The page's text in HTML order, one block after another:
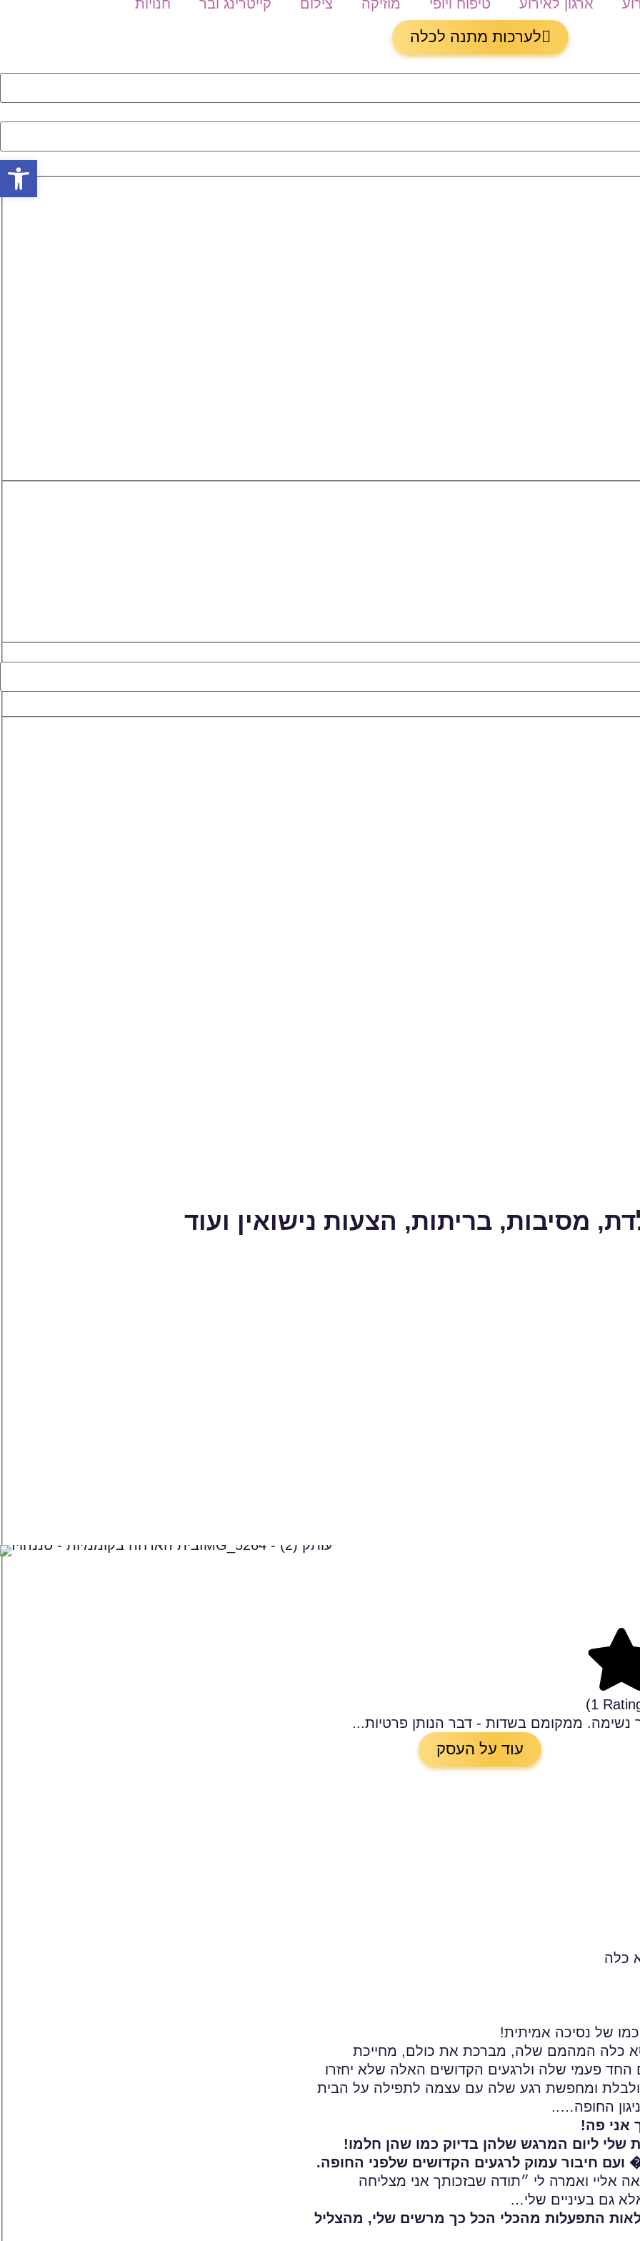
ארגון לאירוע טיפוח ויופי מוזיקה צילום קייטרינג ובר חנויות
לערכות מתנה לכלה
מסיבות, בריתות, הצעות נישואין ועוד
5/5
(1
ממקומם בשדות - דבר הנותן פרטיות...
עוד על העסק
של נסיכה אמיתית!
כלה המהמם שלה, מברכת את כולם, מחייכת
פעמי שלה ולרגעים הקדושים האלה שלא יחזרו
ומחפשת רגע שלה עם עצמה לתפילה על הבית
החופה…..
אני פה!
ועם חיבור עמוק לרגעים הקדושים שלפני החופה.
ואמרה לי ״תודה שבזכותך אני מצליחה
גם בעיניים שלי…
התפעלות מהכלי הכל כך מרשים שלי, מהצליל